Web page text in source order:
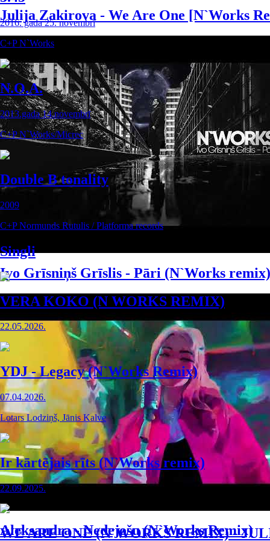
2016. gada 25. novembrī
C+P N`Works
N.O.A.
2013.gada 14.novembrī
C+P N`Works/Micrec
Double B tonality
2009
C+P Normunds Rutulis / Platforma records
Singli
VERA KOKO (N WORKS REMIX)
22.05.2026.
YDJ - Legacy (N`Works Remix)
07.04.2026.
Lotars Lodziņš, Jānis Kalve
Ir kārtējais rīts (N`Works remix)
22.09.2025.
WE ARE ONE (N`WORKS REMIX) -
Julija Zakirova - We Are One [N`Works
Ivo Grīsniņš Grīslis - Pāri (N`Works remix)
Aleksandra - Nedejošu (N`Works Remix)